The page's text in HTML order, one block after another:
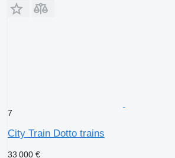
7
City Train Dotto trains
33 000 €